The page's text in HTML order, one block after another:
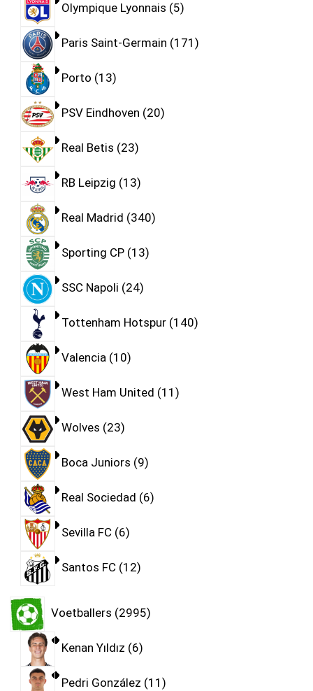
Olympique Lyonnais 5
Paris Saint-Germain 171
Porto 13
PSV Eindhoven 20
Real Betis 23
RB Leipzig 13
Real Madrid 340
Sporting CP 13
SSC Napoli 24
Tottenham Hotspur 140
Valencia 10
West Ham United 11
Wolves 23
Boca Juniors 9
Real Sociedad 6
Sevilla FC 6
Santos FC 12
Voetballers 2995
Kenan Yıldız 6
Pedri González 11